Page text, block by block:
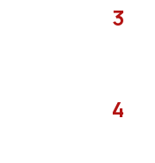
3
4